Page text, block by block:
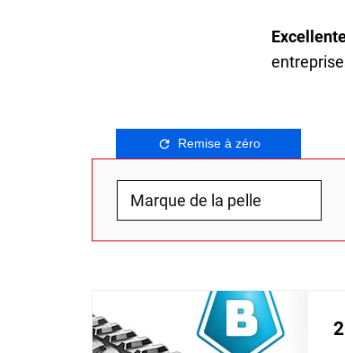
Remise à zéro